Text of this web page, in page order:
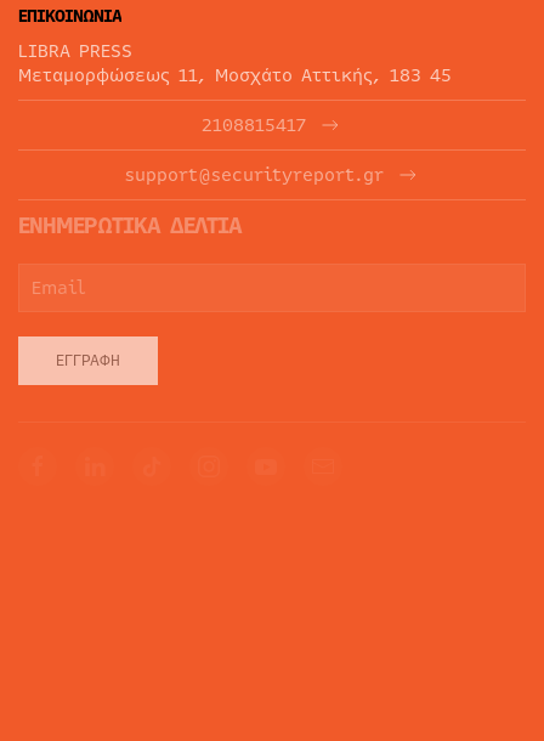
ΕΠΙΚΟΙΝΩΝΙΑ
LIBRA PRESS
Μεταμορφώσεως 11, Μοσχάτο Αττικής, 183 45
2108815417
support@securityreport.gr
ΕΝΗΜΕΡΩΤΙΚΑ ΔΕΛΤΙΑ
ΕΓΓΡΑΦΉ